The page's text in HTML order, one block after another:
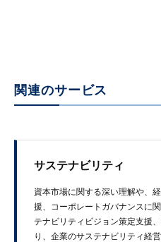
関連のサービス
サステナビリティ
資本市場に​関する​深い​理解や、​
援、​コーポレートガバナンスに​
テナビリティビジョン策定支援
り、​企業の​サステナビリティ経